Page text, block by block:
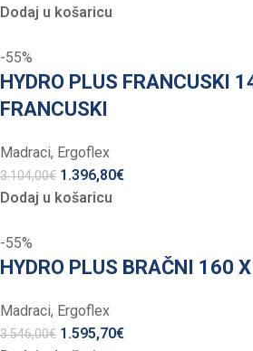
Dodaj u košaricu
-55%
HYDRO PLUS FRANCUSKI
FRANCUSKI
Madraci, Ergoflex
3.104,00€ 1.396,80€
Dodaj u košaricu
-55%
HYDRO PLUS BRAČNI 160
Madraci, Ergoflex
3.546,00€ 1.595,70€